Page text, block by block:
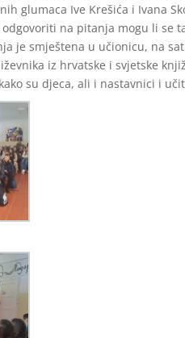
glumaca Ive Krešića i Ivana
na pitanja mogu li se
je smještena u učionicu, na
iz hrvatske i svjetske
su djeca, ali i nastavnici i